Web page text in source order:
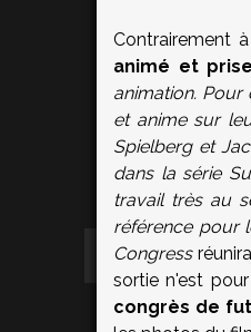
Contrairement
animé et
animation. Pour
et anime sur
Spielberg et
dans la série
travail très au
référence pour
Congress
sortie n'est
congrès de